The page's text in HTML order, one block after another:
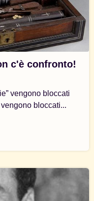
c'è confronto!
vengono bloccati
bloccati...